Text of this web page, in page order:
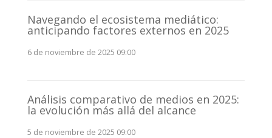
Navegando el ecosistema mediático:
anticipando factores externos en 2025
6 de noviembre de 2025 09:00
Análisis comparativo de medios en 2025:
la evolución más allá del alcance
5 de noviembre de 2025 09:00